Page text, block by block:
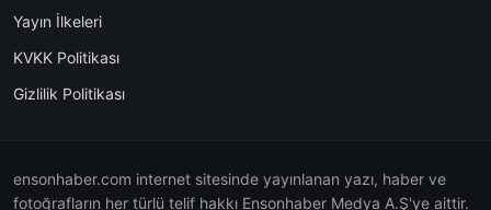
Yayın İlkeleri
KVKK Politikası
Gizlilik Politikası
ensonhaber.com internet sitesinde yayınlanan yazı, haber ve
fotoğrafların her türlü telif hakkı Ensonhaber Medya A.Ş'ye aittir.